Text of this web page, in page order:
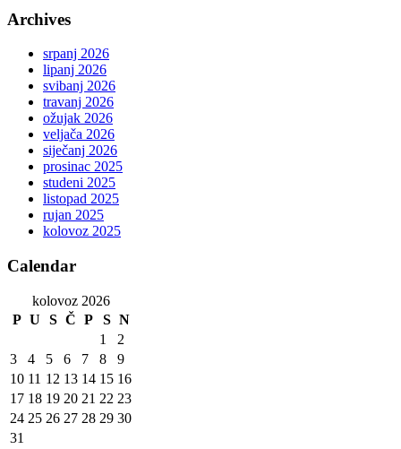
Archives
srpanj 2026
lipanj 2026
svibanj 2026
travanj 2026
ožujak 2026
veljača 2026
siječanj 2026
prosinac 2025
studeni 2025
listopad 2025
rujan 2025
kolovoz 2025
Calendar
kolovoz 2026
P U S Č P S N
1
2
3
4 5 6 7 8
9
10 11 12 13 14 15 16
17 18 19 20 21 22 23
24 25 26 27 28 29 30
31